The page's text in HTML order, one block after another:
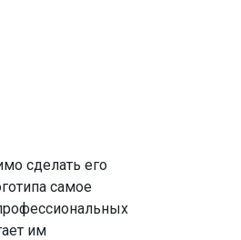
сделать его
самое
им